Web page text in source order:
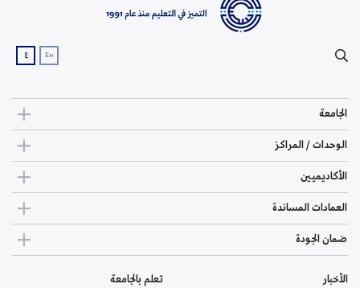
En ع
الجامعة
الوحدات / المراكز
الأكاديميين
العمادات المساندة
ضمان الجودة
الأخبار تعلم بالجامعة